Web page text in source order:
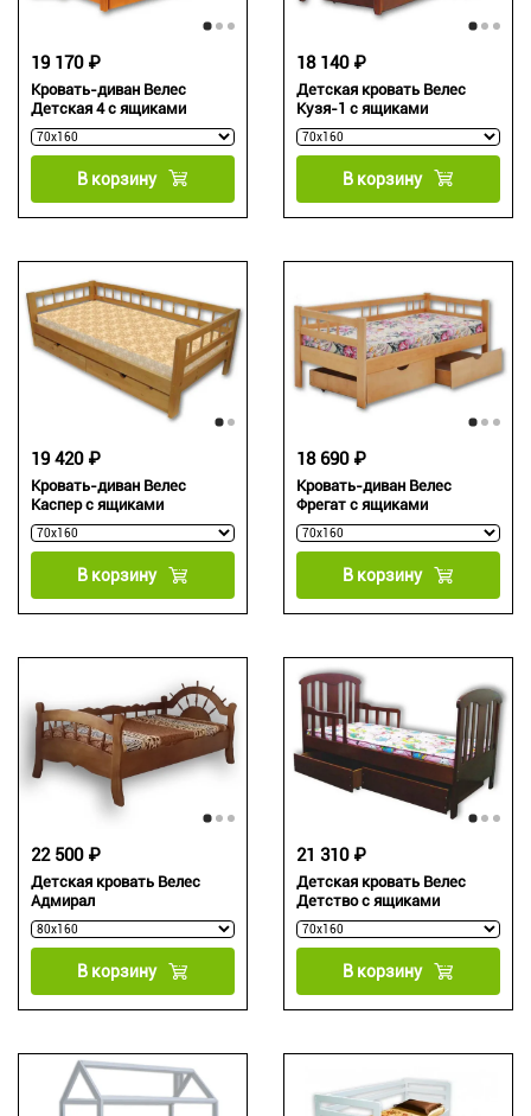
Кровать-диван Велес
Детская 4 с ящиками
19 170 ₽
В корзину
Детская кровать Велес
Кузя-1 с ящиками
18 140 ₽
В корзину
Кровать-диван Велес
Каспер с ящиками
19 420 ₽
В корзину
Кровать-диван Велес
Фрегат с ящиками
18 690 ₽
В корзину
Детская кровать Велес
Адмирал
22 500 ₽
В корзину
Детская кровать Велес
Детство с ящиками
21 310 ₽
В корзину